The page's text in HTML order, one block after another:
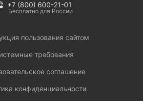
+7 (800) 600-21-01
Бесплатно для России
пользования сайтом
требования
соглашение
конфиденциальности